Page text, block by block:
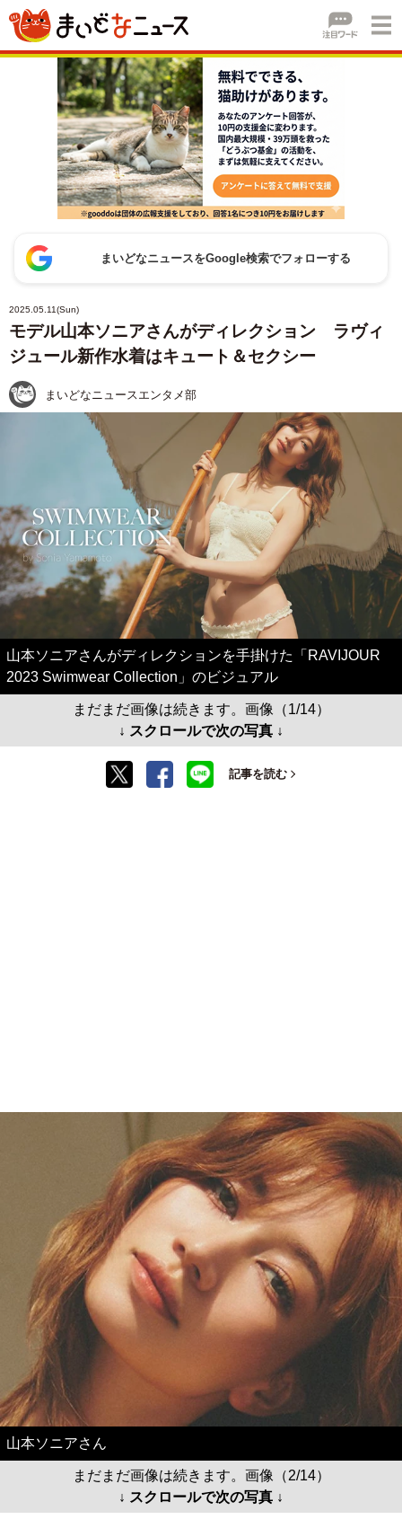
まいどなニュースをGoogle検索でフォローする
2025.05.11(Sun)
モデル山本ソニアさんがディレクション ラヴィ
ジュール新作水着はキュート＆セクシー
まいどなニュースエンタメ部
山本ソニアさんがディレクションを手掛けた「RAVIJOUR
2023 Swimwear Collection」のビジュアル
まだまだ画像は続きます。画像（1/14）
↓ スクロールで次の写真 ↓
記事を読む
山本ソニアさん
まだまだ画像は続きます。画像（2/14）
↓ スクロールで次の写真 ↓